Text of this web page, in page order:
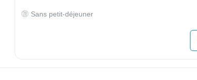
Sans petit-déjeuner